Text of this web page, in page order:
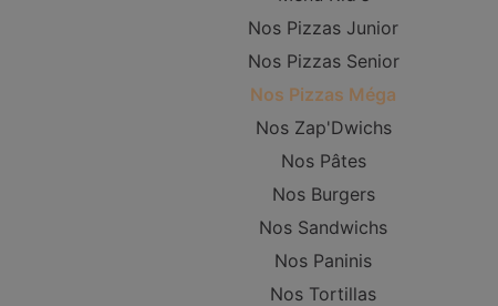
Nos Pizzas Junior
Nos Pizzas Senior
Nos Pizzas Méga
Nos Zap'Dwichs
Nos Pâtes
Nos Burgers
Nos Sandwichs
Nos Paninis
Nos Tortillas